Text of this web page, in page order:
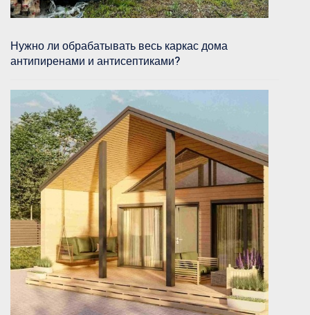
Нужно ли обрабатывать весь каркас дома
антипиренами и антисептиками?